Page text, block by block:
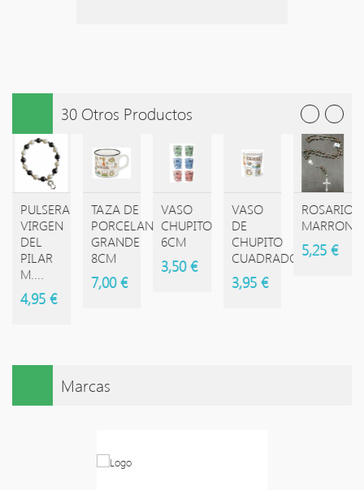
30 Otros Productos
PULSERA
VIRGEN
DEL
PILAR
M....
4,95 €
TAZA DE
PORCELANA
GRANDE
8CM
7,00 €
VASO
CHUPITO
6CM
3,50 €
VASO
DE
CHUPITO
CUADRADO
3,95 €
ROSARIO
MARRON
5,25 €
Marcas